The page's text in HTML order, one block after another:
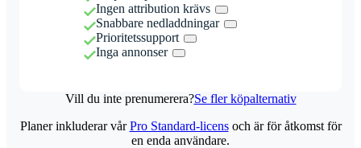
Ingen attribution krävs
Snabbare nedladdningar
Prioritetssupport
Inga annonser
Vill du inte prenumerera?Se fler köpalternativ
Planer inkluderar vårPro Standard-licensoch är för åtkomst för
en enda användare.